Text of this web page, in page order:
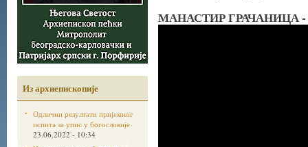
Из архиепископије
Одлични резултати пријемног
испита за упис у богословије
23.06.2022 - 10:34
МАНАСТИР ГРАЧАНИЦА -